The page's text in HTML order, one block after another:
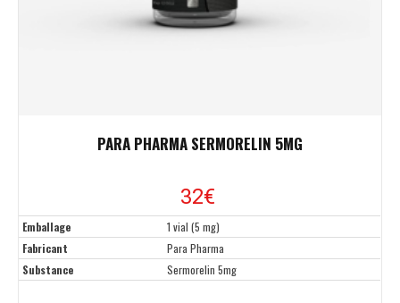
PARA PHARMA SERMORELIN 5MG
32€
Emballage
1 vial (5 mg)
Fabricant
Para Pharma
Substance
Sermorelin 5mg